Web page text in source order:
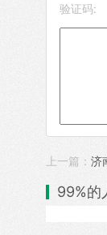
验证码:
上一篇： 济
99%的